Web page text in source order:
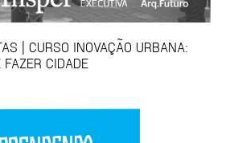
| CURSO INOVAÇÃO URBANA:
CIDADE